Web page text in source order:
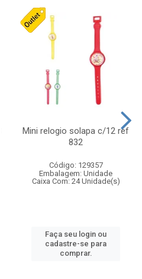
Mini relogio solapa c/12 ref
832
Código: 129357
Embalagem: Unidade
Caixa Com: 24 Unidade(s)
Faça seu login ou
cadastre-se para
comprar.